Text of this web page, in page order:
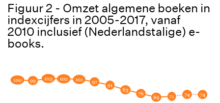
Figuur 2 - Omzet algemene boeken in
indexcijfers in 2005-2017, vanaf
2010 inclusief (Nederlandstalige) e-
books.